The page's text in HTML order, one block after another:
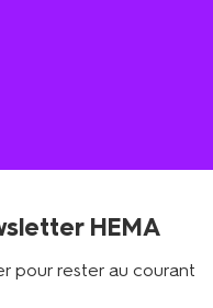
HEMA
pour rester au courant